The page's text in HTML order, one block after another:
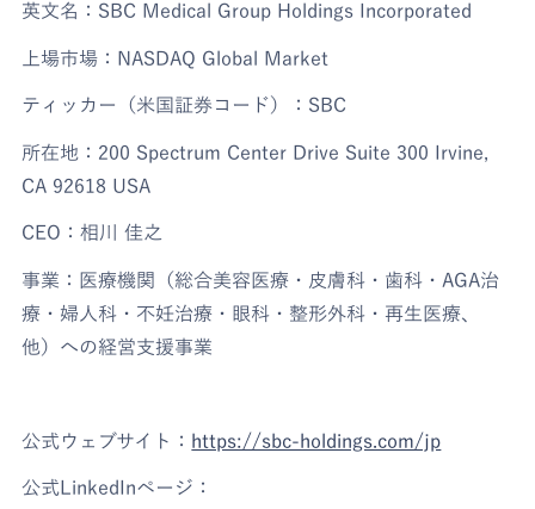
英文名：SBC Medical Group Holdings Incorporated
上場市場：NASDAQ Global Market
ティッカー（米国証券コード）：SBC
所在地：200 Spectrum Center Drive Suite 300 Irvine,
CA 92618 USA
CEO：相川 佳之
事業：医療機関（総合美容医療・皮膚科・歯科・AGA治
療・婦人科・不妊治療・眼科・整形外科・再生医療、
他）への経営支援事業
公式ウェブサイト： https://sbc-holdings.com/jp
公式LinkedInページ：